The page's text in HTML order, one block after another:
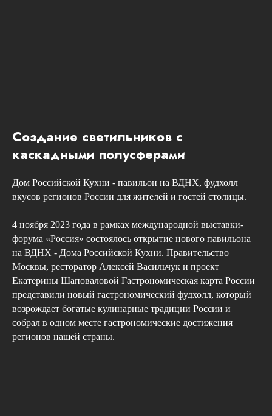
Создание светильников с
каскадными полусферами
Дом Российской Кухни - павильон на ВДНХ, фудхолл
вкусов регионов России для жителей и гостей столицы.
4 ноября 2023 года в рамках международной выставки-
форума «Россия» состоялось открытие нового павильона
на ВДНХ - Дома Российской Кухни. Правительство
Москвы, ресторатор Алексей Васильчук и проект
Екатерины Шаповаловой Гастрономическая карта России
представили новый гастрономический фудхолл, который
возрождает богатые кулинарные традиции России и
собрал в одном месте гастрономические достижения
регионов нашей страны.